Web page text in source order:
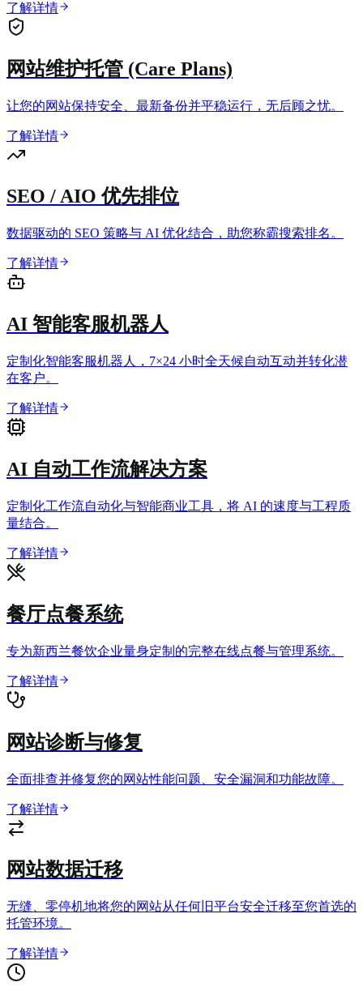
了解详情
网站维护托管 (Care Plans)
让您的网站保持安全、最新备份并平稳运行，无后顾之忧。
了解详情
SEO / AIO 优先排位
数据驱动的 SEO 策略与 AI 优化结合，助您称霸搜索排名。
了解详情
AI 智能客服机器人
定制化智能客服机器人，7×24 小时全天候自动互动并转化潜
在客户。
了解详情
AI 自动工作流解决方案
定制化工作流自动化与智能商业工具，将 AI 的速度与工程质
量结合。
了解详情
餐厅点餐系统
专为新西兰餐饮企业量身定制的完整在线点餐与管理系统。
了解详情
网站诊断与修复
全面排查并修复您的网站性能问题、安全漏洞和功能故障。
了解详情
网站数据迁移
无缝、零停机地将您的网站从任何旧平台安全迁移至您首选的
托管环境。
了解详情